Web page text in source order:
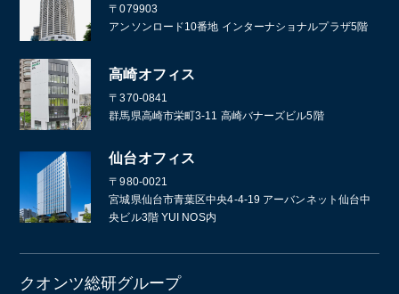
〒079903
アンソンロード10番地 インターナショナルプラザ5階
高崎オフィス
〒370-0841
群馬県高崎市栄町3-11 高崎バナーズビル5階
仙台オフィス
〒980-0021
宮城県仙台市青葉区中央4-4-19 アーバンネット仙台中
央ビル3階 YUI NOS内
クオンツ総研グループ